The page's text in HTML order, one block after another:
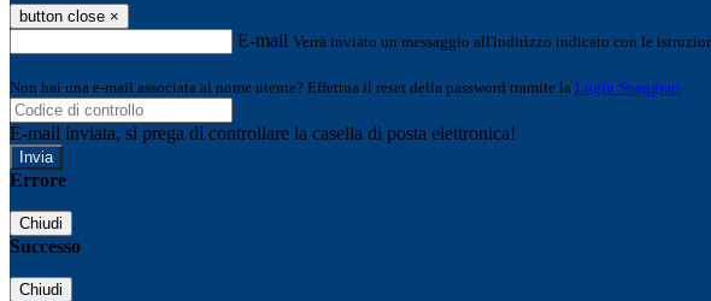
button close ×
E-mail Verrà inviato un messaggio all'indirizzo indicato con le
Non hai una e-mail associata al nome utente? Effettua il reset della password tramite la Login Spaggiari
E-mail inviata, si prega di controllare la casella di posta elettronica!
Errore
Chiudi
Successo
Chiudi